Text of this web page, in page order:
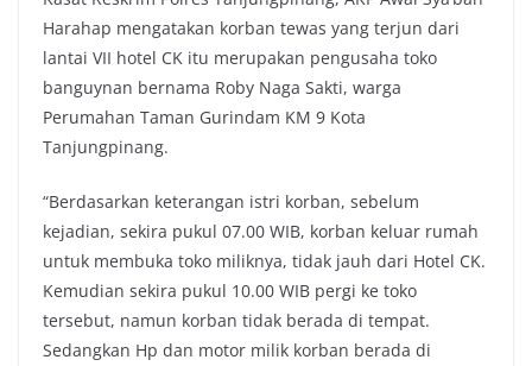
Harahap mengatakan korban tewas yang terjun dari
lantai VII hotel CK itu merupakan pengusaha toko
banguynan bernama Roby Naga Sakti, warga
Perumahan Taman Gurindam KM 9 Kota
Tanjungpinang.
“Berdasarkan keterangan istri korban, sebelum
kejadian, sekira pukul 07.00 WIB, korban keluar rumah
untuk membuka toko miliknya, tidak jauh dari Hotel CK.
Kemudian sekira pukul 10.00 WIB pergi ke toko
tersebut, namun korban tidak berada di tempat.
Sedangkan Hp dan motor milik korban berada di